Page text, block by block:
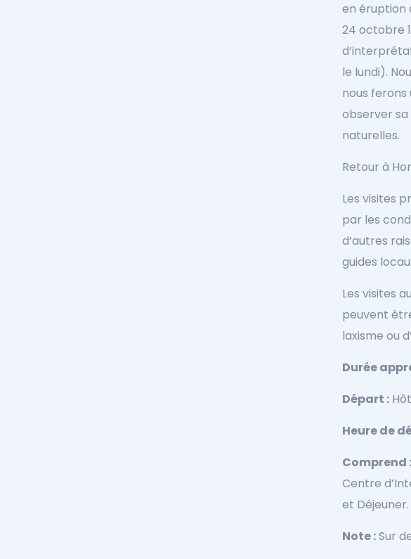
en éruption
24 octobre
le lundi).
nous
observer sa
naturelles.
Retour à
Les visites
par les
d’autres
guides
Les visites
peuvent
laxisme ou
Durée
Départ :
Heure de
Comprend :
Centre
et Déjeuner.
Note :Sur